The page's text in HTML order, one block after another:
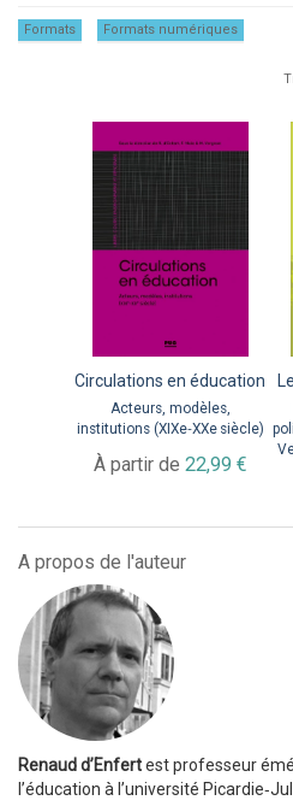
Formats Formats numériques
Circulations en éducation
Acteurs, modèles,
institutions (XIXe‑XXe siècle)
À partir de 22,99 €
A propos de l'auteur
Renaud d’Enfertest professeur
l’éducation à ­l’université